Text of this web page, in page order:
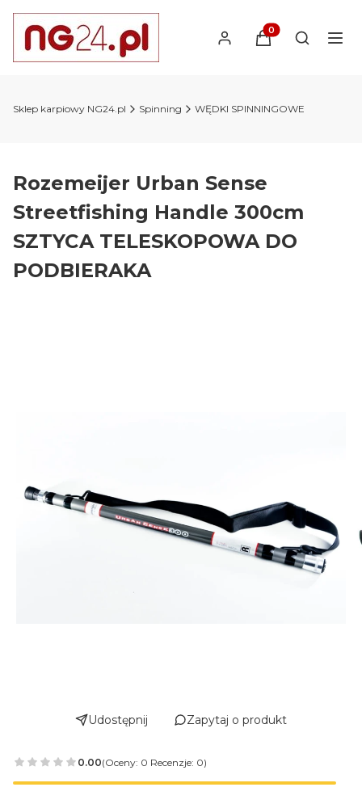
Produkty w
Otwórz
Sklep karpiowy NG24.pl Spinning WĘDKI SPINNINGOWE
Rozemeijer Urban Sense
Streetfishing Handle 300cm
SZTYCA TELESKOPOWA DO
PODBIERAKA
Udostępnij Zapytaj o produkt
0.00(Oceny: 0 Recenzje: 0)